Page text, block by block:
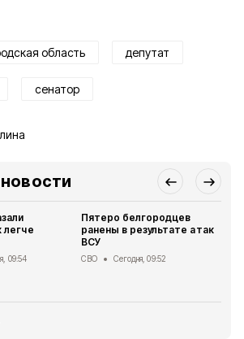
область депутат
сенатор
легче
09:54
Пятеро белгородцев
ранены в результате атак
ВСУ
СВО Сегодня, 09:52